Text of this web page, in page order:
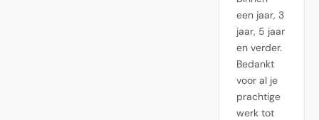
een jaar, 3
jaar, 5 jaar
en verder.
Bedankt
voor al je
prachtige
werk tot